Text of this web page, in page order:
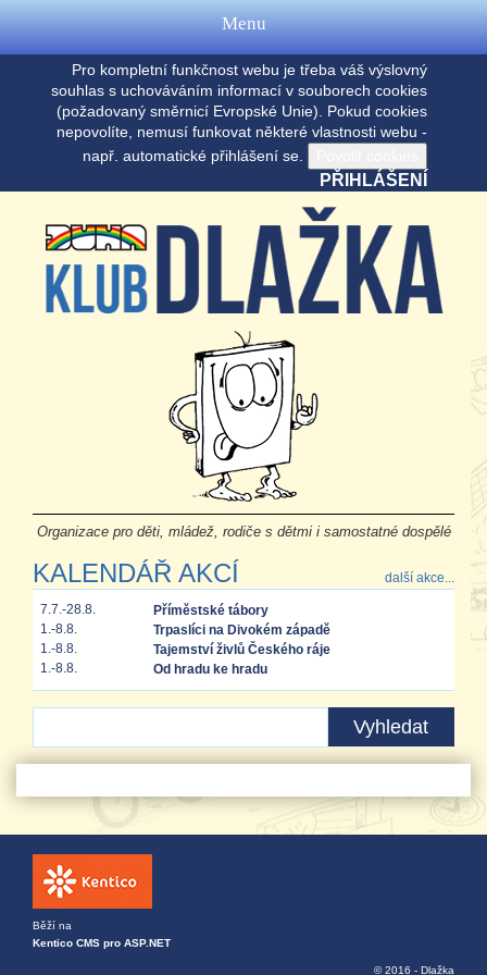
Pro kompletní funkčnost webu je třeba váš výslovný
souhlas s uchováváním informací v souborech cookies
(požadovaný směrnicí Evropské Unie). Pokud cookies
nepovolíte, nemusí funkovat některé vlastnosti webu -
např. automatické přihlášení se.
PŘIHLÁŠENÍ
Organizace pro děti, mládež, rodiče s dětmi i samostatné dospělé
KALENDÁŘ AKCÍ další akce...
7.7.-28.8.
Příměstské tábory
1.-8.8.
Trpaslíci na Divokém západě
1.-8.8.
Tajemství živlů Českého ráje
1.-8.8.
Od hradu ke hradu
Běží na
Kentico CMS pro ASP.NET
© 2016 - Dlažka